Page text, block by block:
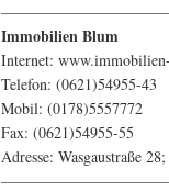
Immobilien Blum
Internet:
Telefon: (0621)54955-43
Mobil: (0178)5557772
Fax: (0621)54955-55
Adresse: Wasgaustraße